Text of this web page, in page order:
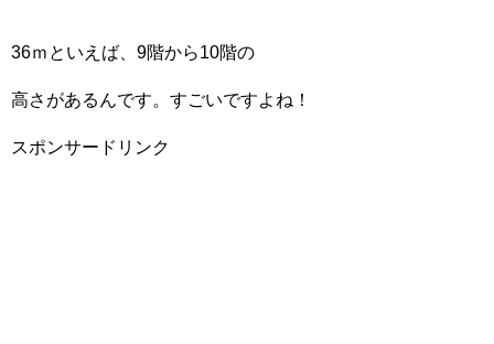
36ｍといえば、9階から10階の
高さがあるんです。すごいですよね！
スポンサードリンク